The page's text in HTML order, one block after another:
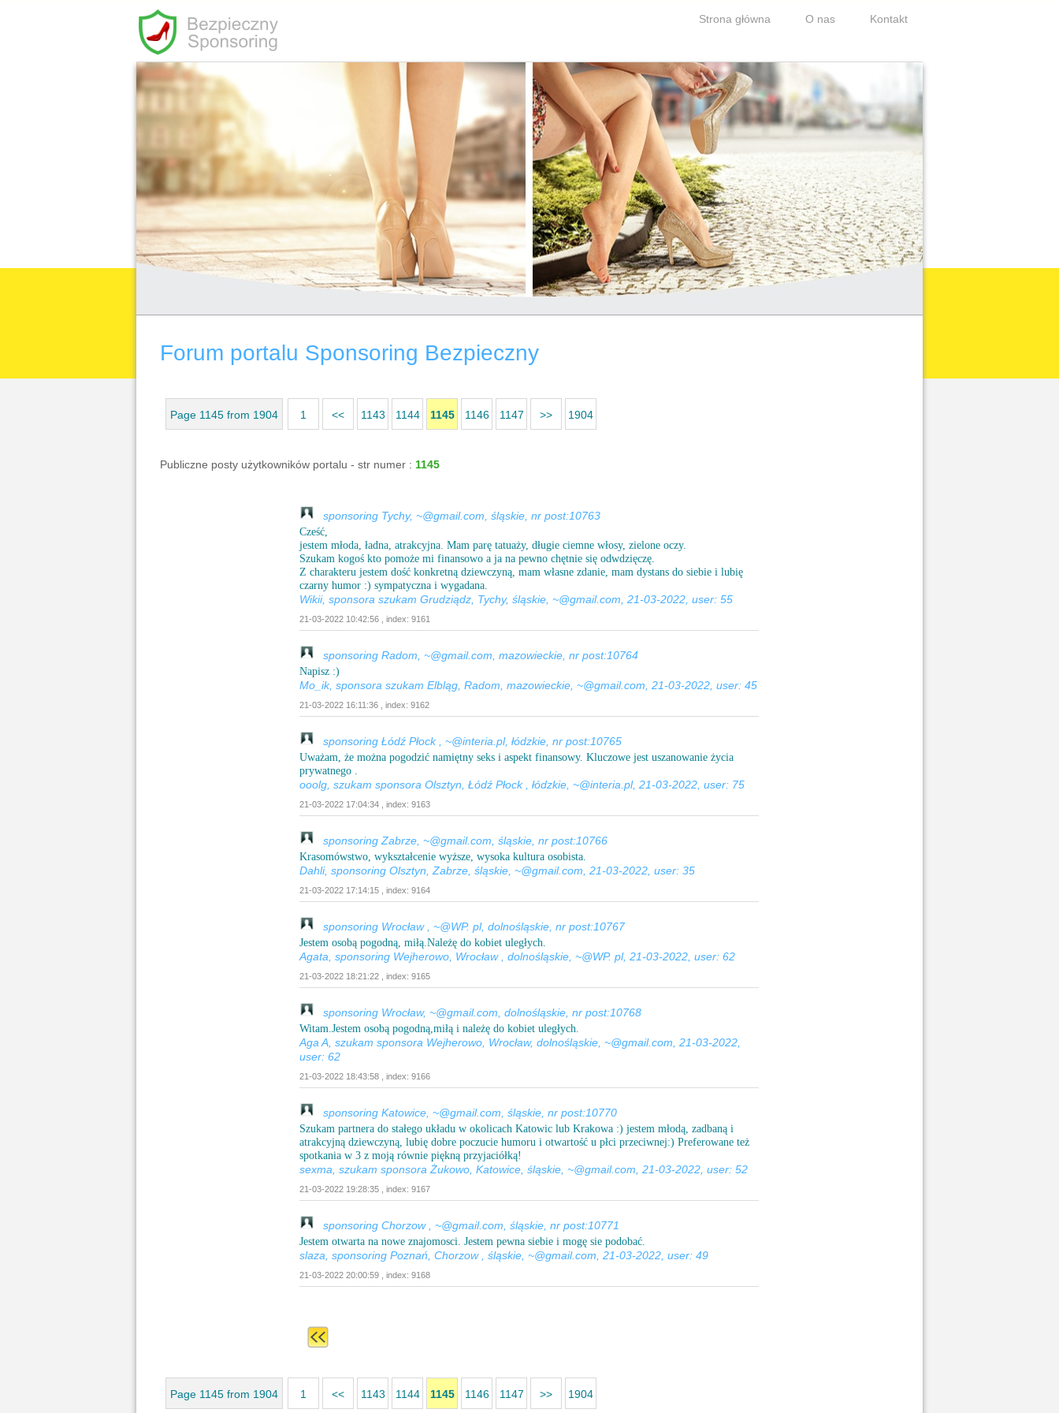
Strona główna O nas Kontakt
Forum portalu Sponsoring Bezpieczny
Page 1145 from 1904 1 << 1143 1144 1145 1146 1147 >> 1904
Publiczne posty użytkowników portalu - str numer : 1145
sponsoring Tychy, ~@gmail.com, śląskie, nr post:10763
Cześć,
jestem młoda, ładna, atrakcyjna. Mam parę tatuaży, długie ciemne włosy, zielone oczy.
Szukam kogoś kto pomoże mi finansowo a ja na pewno chętnie się odwdzięczę.
Z charakteru jestem dość konkretną dziewczyną, mam własne zdanie, mam dystans do siebie i lubię
czarny humor :) sympatyczna i wygadana.
Wikii, sponsora szukam Grudziądz, Tychy, śląskie, ~@gmail.com, 21-03-2022, user: 55
21-03-2022 10:42:56 , index: 9161
sponsoring Radom, ~@gmail.com, mazowieckie, nr post:10764
Napisz :)
Mo_ik, sponsora szukam Elbląg, Radom, mazowieckie, ~@gmail.com, 21-03-2022, user: 45
21-03-2022 16:11:36 , index: 9162
sponsoring Łódź Płock , ~@interia.pl, łódzkie, nr post:10765
Uważam, że można pogodzić namiętny seks i aspekt finansowy. Kluczowe jest uszanowanie życia
prywatnego .
ooolg, szukam sponsora Olsztyn, Łódź Płock , łódzkie, ~@interia.pl, 21-03-2022, user: 75
21-03-2022 17:04:34 , index: 9163
sponsoring Zabrze, ~@gmail.com, śląskie, nr post:10766
Krasomówstwo, wykształcenie wyższe, wysoka kultura osobista.
Dahli, sponsoring Olsztyn, Zabrze, śląskie, ~@gmail.com, 21-03-2022, user: 35
21-03-2022 17:14:15 , index: 9164
sponsoring Wrocław , ~@WP. pl, dolnośląskie, nr post:10767
Jestem osobą pogodną, miłą.Należę do kobiet uległych.
Agata, sponsoring Wejherowo, Wrocław , dolnośląskie, ~@WP. pl, 21-03-2022, user: 62
21-03-2022 18:21:22 , index: 9165
sponsoring Wrocław, ~@gmail.com, dolnośląskie, nr post:10768
Witam.Jestem osobą pogodną,miłą i należę do kobiet uległych.
Aga A, szukam sponsora Wejherowo, Wrocław, dolnośląskie, ~@gmail.com, 21-03-2022,
user: 62
21-03-2022 18:43:58 , index: 9166
sponsoring Katowice, ~@gmail.com, śląskie, nr post:10770
Szukam partnera do stałego układu w okolicach Katowic lub Krakowa :) jestem młodą, zadbaną i
atrakcyjną dziewczyną, lubię dobre poczucie humoru i otwartość u płci przeciwnej:) Preferowane też
spotkania w 3 z moją równie piękną przyjaciółką!
sexma, szukam sponsora Żukowo, Katowice, śląskie, ~@gmail.com, 21-03-2022, user: 52
21-03-2022 19:28:35 , index: 9167
sponsoring Chorzow , ~@gmail.com, śląskie, nr post:10771
Jestem otwarta na nowe znajomosci. Jestem pewna siebie i mogę sie podobać.
slaza, sponsoring Poznań, Chorzow , śląskie, ~@gmail.com, 21-03-2022, user: 49
21-03-2022 20:00:59 , index: 9168
Page 1145 from 1904 1 << 1143 1144 1145 1146 1147 >> 1904